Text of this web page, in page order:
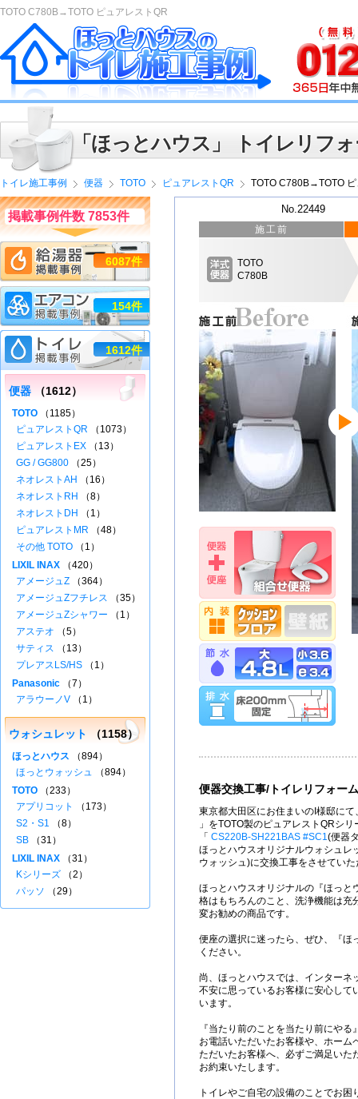
TOTO C780B→TOTO ピュアレストQR
「ほっとハウス」 トイレリフ
トイレ施工事例 便器 TOTO ピュアレストQR TOTO C780B→TOTO
No.22449
施工前
TOTO
C780B
便器交換工事/トイレリフォーム
東京都大田区にお住まいのI様邸にて
」をTOTO製のピュアレストQRシリ
「 CS220B-SH221BAS #SC1(便器
ほっとハウスオリジナルウォシュレ
ウォッシュ)に交換工事をさせてい
ほっとハウスオリジナルの『ほっと
格はもちろんのこと、洗浄機能は充
変お勧めの商品です。
便座の選択に迷ったら、ぜひ、『ほ
ください。
尚、ほっとハウスでは、インターネ
不安に思っているお客様に安心して
います。
『当たり前のことを当たり前にや
お電話いただいたお客様や、ホーム
ただいたお客様へ、必ずご満足いた
お約束いたします。
トイレやご自宅の設備のことでお
掲載事例件数 7853件
6087件
154件
1612件
便器 （1612）
TOTO （1185）
ピュアレストQR （1073）
ピュアレストEX （13）
GG / GG800 （25）
ネオレストAH
（16）
ネオレストRH
（8）
ネオレストDH
（1）
ピュアレストMR （48）
その他 TOTO （1）
LIXIL INAX （420）
アメージュZ （364）
アメージュZフチレス （35）
アメージュZシャワー （1）
アステオ （5）
サティス （13）
プレアスLS/HS （1）
Panasonic （7）
アラウーノV （1）
ウォシュレット （1158）
ほっとハウス （894）
ほっとウォッシュ （894）
TOTO （233）
アプリコット
（173）
S2・S1 （8）
SB （31）
LIXIL INAX （31）
Kシリーズ （2）
パッソ （29）